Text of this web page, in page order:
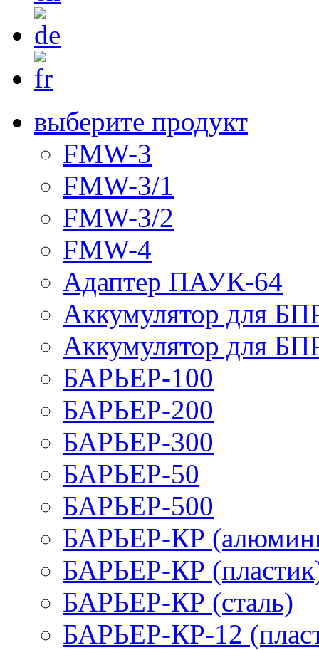
выберите продукт
FMW-3
FMW-3/1
FMW-3/2
FMW-4
Адаптер ПАУК-64
Аккумулятор для
Аккумулятор для
БАРЬЕР-100
БАРЬЕР-200
БАРЬЕР-300
БАРЬЕР-50
БАРЬЕР-500
БАРЬЕР-КР
БАРЬЕР-КР
БАРЬЕР-КР (сталь)
БАРЬЕР-КР-12